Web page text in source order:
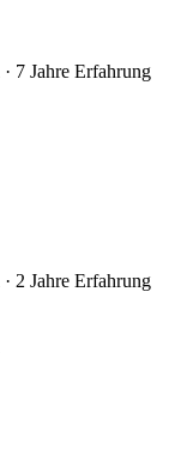
· 7 Jahre Erfahrung
· 2 Jahre Erfahrung